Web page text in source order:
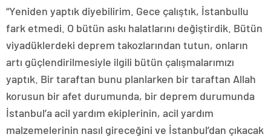
“Yeniden yaptık diyebilirim. Gece çalıştık, İstanbullu
fark etmedi. O bütün askı halatlarını değiştirdik. Bütün
viyadüklerdeki deprem takozlarından tutun, onların
artı güçlendirilmesiyle ilgili bütün çalışmalarımızı
yaptık. Bir taraftan bunu planlarken bir taraftan Allah
korusun bir afet durumunda, bir deprem durumunda
İstanbul’a acil yardım ekiplerinin, acil yardım
malzemelerinin nasıl gireceğini ve İstanbul’dan çıkacak